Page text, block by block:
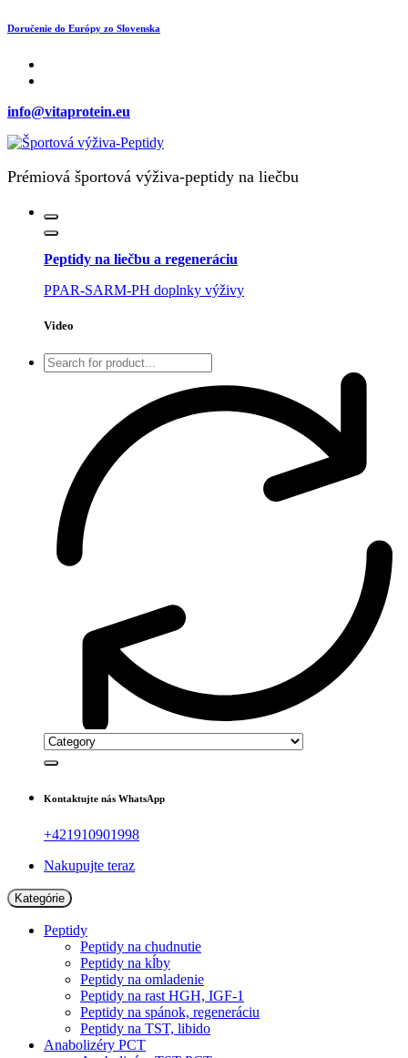
Skip
content
Doručenie do Európy zo Slovenska
info@vitaprotein.eu
Prémiová športová výživa-peptidy na liečbu
Peptidy na liečbu a regeneráciu
PPAR-SARM-PH doplnky výživy
Video
Kontaktujte nás WhatsApp
+421910901998
Nakupujte teraz
Kategórie
Peptidy
Peptidy na chudnutie
Peptidy na kĺby
Peptidy na omladenie
Peptidy na rast HGH, IGF-1
Peptidy na spánok, regeneráciu
Peptidy na TST, libido
Anabolizéry PCT